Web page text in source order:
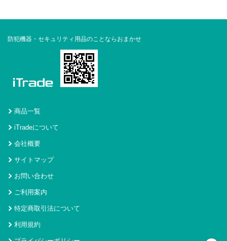
防犯機器・セキュリティ用品のことならおまかせ
商品一覧
iTradeについて
会社概要
サイトマップ
お問い合わせ
ご利用案内
特定商取引法について
利用規約